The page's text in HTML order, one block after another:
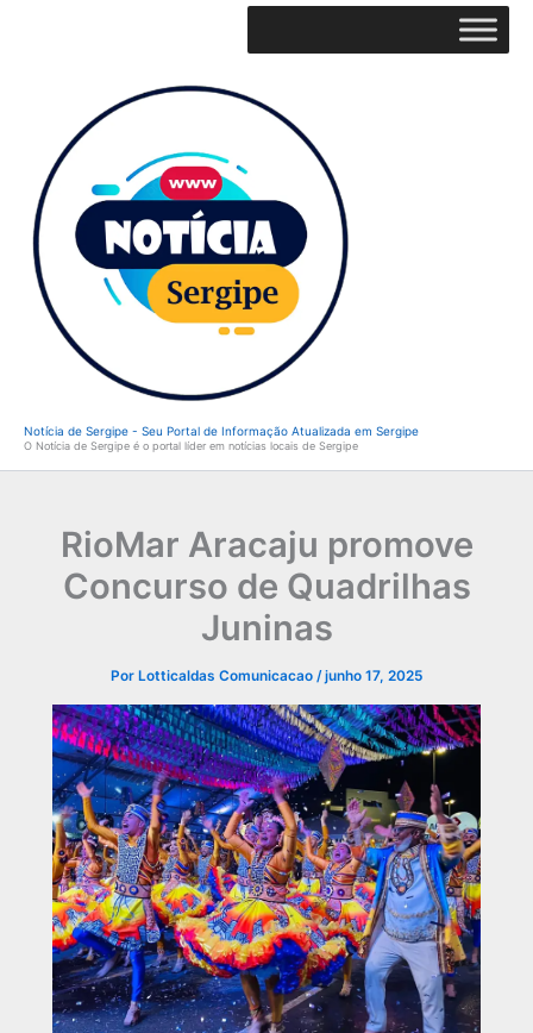
Notícia de Sergipe - Seu Portal de Informação Atualizada em Sergipe
O Notícia de Sergipe é o portal líder em notícias locais de Sergipe
RioMar Aracaju promove
Concurso de Quadrilhas
Juninas
Por Lotticaldas Comunicacao /junho 17, 2025